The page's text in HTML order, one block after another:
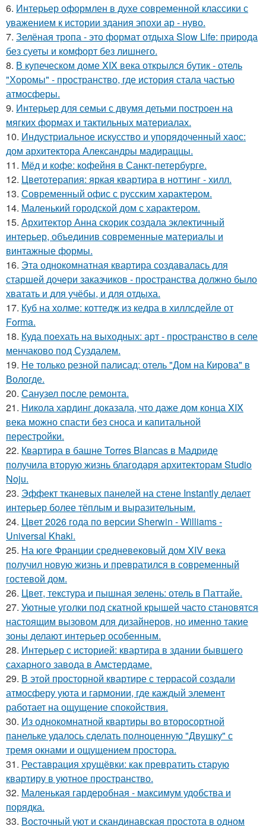
6. Интерьер оформлен в духе современной классики с
уважением к истории здания эпохи ар - нуво.
7. Зелёная тропа - это формат отдыха Slow Life: природа
без суеты и комфорт без лишнего.
8. В купеческом доме XIX века открылся бутик - отель
"Хоромы" - пространство, где история стала частью
атмосферы.
9. Интерьер для семьи с двумя детьми построен на
мягких формах и тактильных материалах.
10. Индустриальное искусство и упорядоченный хаос:
дом архитектора Александры мадираццы.
11. Мёд и кофе: кофейня в Санкт-петербурге.
12. Цветотерапия: яркая квартира в ноттинг - хилл.
13. Современный офис с русским характером.
14. Маленький городской дом с характером.
15. Архитектор Анна скорик создала эклектичный
интерьер, объединив современные материалы и
винтажные формы.
16. Эта однокомнатная квартира создавалась для
старшей дочери заказчиков - пространства должно было
хватать и для учёбы, и для отдыха.
17. Куб на холме: коттедж из кедра в хиллсдейле от
Forma.
18. Куда поехать на выходных: арт - пространство в селе
менчаково под Суздалем.
19. Не только резной палисад: отель "Дом на Кирова" в
Вологде.
20. Санузел после ремонта.
21. Никола хардинг доказала, что даже дом конца XIX
века можно спасти без сноса и капитальной
перестройки.
22. Квартира в башне Torres Blancas в Мадриде
получила вторую жизнь благодаря архитекторам Studio
Noju.
23. Эффект тканевых панелей на стене Instantly делает
интерьер более тёплым и выразительным.
24. Цвет 2026 года по версии Sherwin - Williams -
Universal Khaki.
25. На юге Франции средневековый дом XIV века
получил новую жизнь и превратился в современный
гостевой дом.
26. Цвет, текстура и пышная зелень: отель в Паттайе.
27. Уютные уголки под скатной крышей часто становятся
настоящим вызовом для дизайнеров, но именно такие
зоны делают интерьер особенным.
28. Интерьер с историей: квартира в здании бывшего
сахарного завода в Амстердаме.
29. В этой просторной квартире с террасой создали
атмосферу уюта и гармонии, где каждый элемент
работает на ощущение спокойствия.
30. Из однокомнатной квартиры во второсортной
панельке удалось сделать полноценную "Двушку" с
тремя окнами и ощущением простора.
31. Реставрация хрущёвки: как превратить старую
квартиру в уютное пространство.
32. Маленькая гардеробная - максимум удобства и
порядка.
33. Восточный уют и скандинавская простота в одном